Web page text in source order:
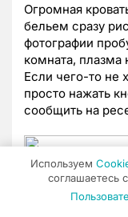
Огромная
бельем сразу
фотографии
комната, плазма
Если чего-то не
просто нажать
сообщить на
Используем
соглашаетесь с